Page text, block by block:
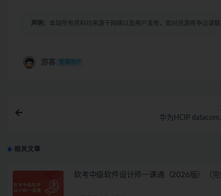
声明： 本站所有资料均来源于网络以及用户发布，如对资源有争议请
游客 普通用户
华为HCIP datacom
相关文章
软考中级软件设计师一课通（2026版）（完